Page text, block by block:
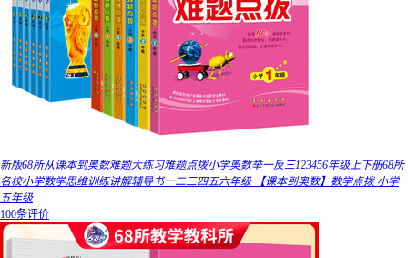
新版68所从课本到奥数难题大练习难题点拨小学奥数举一反三123456年级上下册68所
名校小学数学思维训练讲解辅导书一二三四五六年级 【课本到奥数】数学点拨 小学
五年级
100条评价